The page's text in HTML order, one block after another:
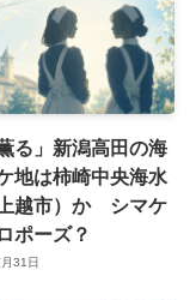
る」新潟高田の海
地は柿崎中央海水
越市）か シマケ
ポーズ？
31日